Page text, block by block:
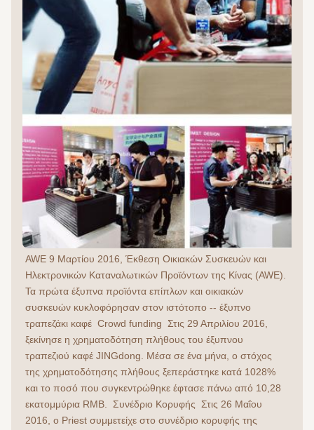
AWE 9 Μαρτίου 2016, Έκθεση Οικιακών Συσκευών και
Ηλεκτρονικών Καταναλωτικών Προϊόντων της Κίνας (AWE).
Τα πρώτα έξυπνα προϊόντα επίπλων και οικιακών
συσκευών κυκλοφόρησαν στον ιστότοπο -- έξυπνο
τραπεζάκι καφέ  Crowd funding  Στις 29 Απριλίου 2016,
ξεκίνησε η χρηματοδότηση πλήθους του έξυπνου
τραπεζιού καφέ JINGdong. Μέσα σε ένα μήνα, ο στόχος
της χρηματοδότησης πλήθους ξεπεράστηκε κατά 1028%
και το ποσό που συγκεντρώθηκε έφτασε πάνω από 10,28
εκατομμύρια RMB.  Συνέδριο Κορυφής  Στις 26 Μαΐου
2016, ο Priest συμμετείχε στο συνέδριο κορυφής της